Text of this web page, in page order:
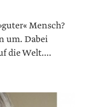
Mensch?
um. Dabei
die Welt....